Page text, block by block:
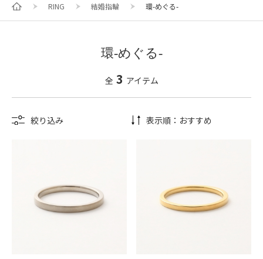
RING 結婚指輪 環-めぐる-
環-めぐる-
全 3 アイテム
絞り込み 表示順： おすすめ